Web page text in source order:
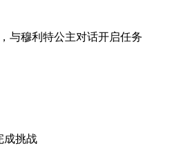
穆利特公主对话开启任务
挑战